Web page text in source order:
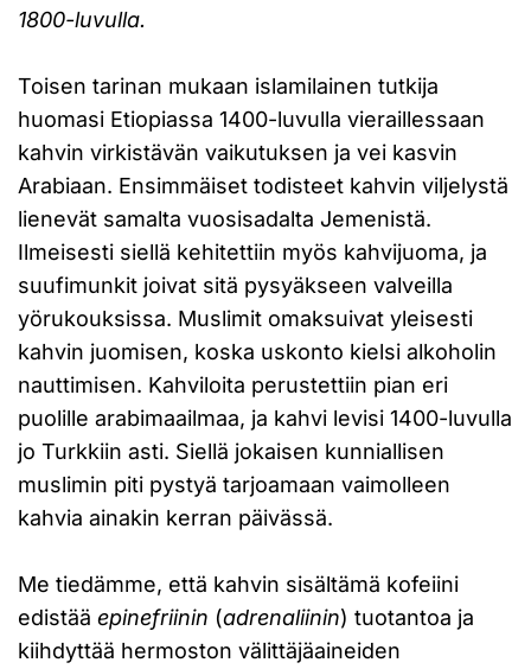
1800-luvulla.
Toisen tarinan mukaan islamilainen tutkija
huomasi Etiopiassa 1400-luvulla vieraillessaan
kahvin virkistävän vaikutuksen ja vei kasvin
Arabiaan. Ensimmäiset todisteet kahvin viljelystä
lienevät samalta vuosisadalta Jemenistä.
Ilmeisesti siellä kehitettiin myös kahvijuoma, ja
suufimunkit joivat sitä pysyäkseen valveilla
yörukouksissa. Muslimit omaksuivat yleisesti
kahvin juomisen, koska uskonto kielsi alkoholin
nauttimisen. Kahviloita perustettiin pian eri
puolille arabimaailmaa, ja kahvi levisi 1400-luvulla
jo Turkkiin asti. Siellä jokaisen kunniallisen
muslimin piti pystyä tarjoamaan vaimolleen
kahvia ainakin kerran päivässä.
Me tiedämme, että kahvin sisältämä kofeiini
edistää epinefriinin (adrenaliinin) tuotantoa ja
kiihdyttää hermoston välittäjäaineiden